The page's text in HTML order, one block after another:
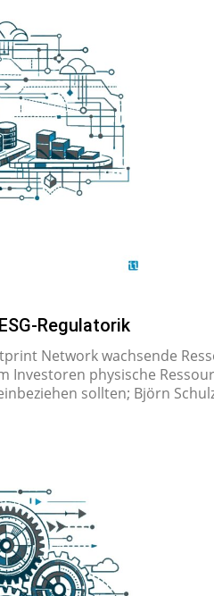
Regulatorik
Net­work wach­sen­de
In­ves­to­ren phy­si­sche
soll­ten; Björn